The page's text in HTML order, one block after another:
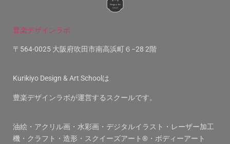
豊楽デザインラボ
〒564-0025 大阪府吹田市南高浜町６−28 2階
Kurikiyo Design & Art Schoolは
豊楽デザインラボが運営するスクールです。
油絵・アクリル画・水彩画・デジタルイラスト・レーザー加工
機・クラフト・造形・スクイーズアート®︎・ボディーアート